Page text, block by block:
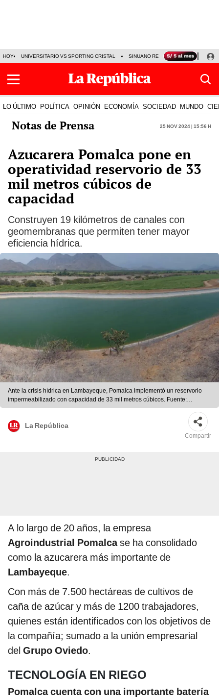
HOY UNIVERSITARIO VS SPORTING CRISTAL SINUANO RESULTADOS HOY
LO ÚLTIMO POLÍTICA OPINIÓN ECONOMÍA SOCIEDAD MUNDO
Notas de Prensa 25 Nov 2024 | 15:56 h
Azucarera Pomalca pone en
operatividad reservorio de 33
mil metros cúbicos de
capacidad
Construyen 19 kilómetros de canales con
geomembranas que permiten tener mayor
eficiencia hídrica.
Ante la crisis hídrica en Lambayeque, Pomalca implementó un reservorio
impermeabilizado con capacidad de 33 mil metros cúbicos. Fuente:
Difusión.
La República
Compartir
A lo largo de 20 años, la empresa
Agroindustrial Pomalcase ha consolidado
como la azucarera más importante de
Lambayeque.
Con más de 7.500 hectáreas de cultivos de
caña de azúcar y más de 1200 trabajadores,
quienes están identificados con los objetivos de
la compañía; sumado a la unión empresarial
del Grupo Oviedo.
TECNOLOGÍA EN RIEGO
Pomalca cuenta con una importante batería